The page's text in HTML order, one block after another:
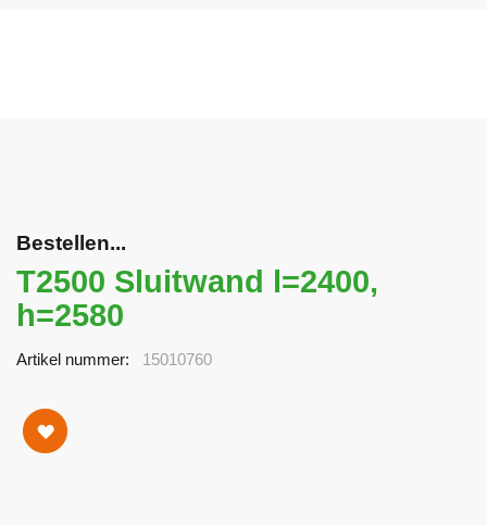
Bestellen...
T2500 Sluitwand l=2400,
h=2580
Artikel nummer 15010760